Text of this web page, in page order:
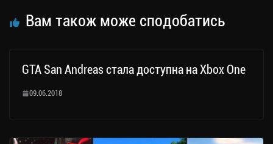
Вам також може сподобатись
GTA San Andreas стала доступна на Xbox One
09.06.2018